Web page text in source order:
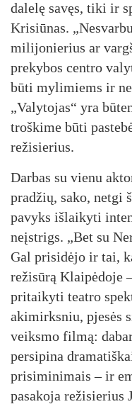
dalelę savęs, tiki ir
Krisiūnas.
milijonierius ar
prekybos centro
būti mylimiems ir
„Valytojas“ yra
troškime būti
režisierius.
Darbas su vienu
pradžių, sako, netgi
pavyks išlaikyti
neįstrigs. „Bet su
Gal prisidėjo ir tai,
režisūrą Klaipėdoje
pritaikyti teatro
akimirksniu, pjesės
veiksmo filmą:
persipina
prisiminimais – ir
pasakoja režisierius